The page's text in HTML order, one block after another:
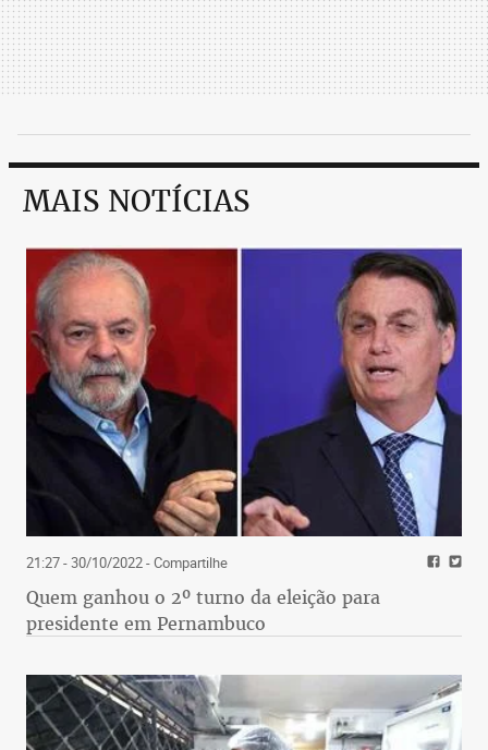
MAIS NOTÍCIAS
21:27 - 30/10/2022- Compartilhe
Quem ganhou o 2º turno da eleição para
presidente em Pernambuco